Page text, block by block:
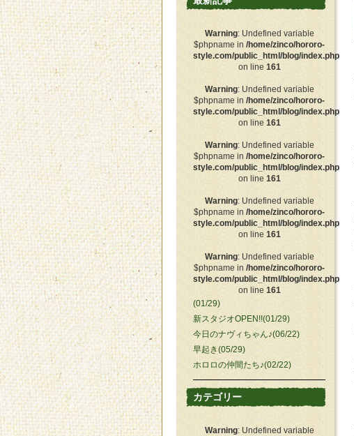
Warning: Undefined variable
$phpname in /home/zinco/hororo-
style.com/public_html/blog/index.php
on line 161
Warning: Undefined variable
$phpname in /home/zinco/hororo-
style.com/public_html/blog/index.php
on line 161
Warning: Undefined variable
$phpname in /home/zinco/hororo-
style.com/public_html/blog/index.php
on line 161
Warning: Undefined variable
$phpname in /home/zinco/hororo-
style.com/public_html/blog/index.php
on line 161
Warning: Undefined variable
$phpname in /home/zinco/hororo-
style.com/public_html/blog/index.php
on line 161
(01/29)
新スタジオOPEN!!(01/29)
今日のナヴィちゃん♪(06/22)
早起き(05/29)
ホロロの仲間たち♪(02/22)
カテゴリー
Warning: Undefined variable